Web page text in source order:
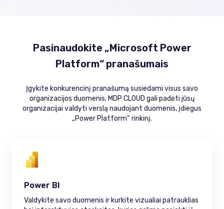
Pasinaudokite „Microsoft Power
Platform“ pranašumais
Įgykite konkurencinį pranašumą susiedami visus savo
organizacijos duomenis. MDP CLOUD gali padėti jūsų
organizacijai valdyti verslą naudojant duomenis, įdiegus
„Power Platform“ rinkinį.
Power BI
Valdykite savo duomenis ir kurkite vizualiai patrauklias